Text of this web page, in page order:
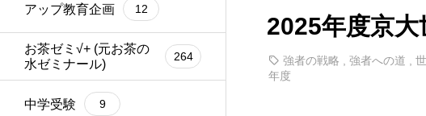
アップ教育企画 12
お茶ゼミ√+ (元お茶の
水ゼミナール)
264
中学受験 9
2025年度京大
強者の戦略 強者への道
年度